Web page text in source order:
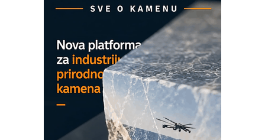
Marcom-plast d.o.o.- vaš pouzdan
CTO - Prilagodite svoju toplinsku
obradu!